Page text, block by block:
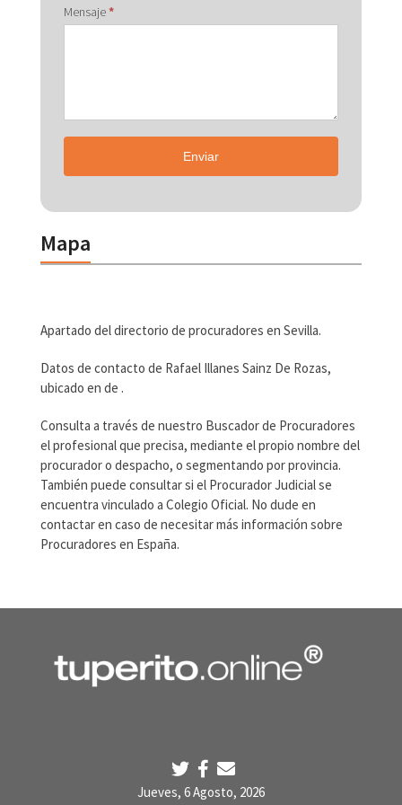
Mensaje*
Enviar
Mapa
Apartado del directorio de procuradores en Sevilla.
Datos de contacto de Rafael Illanes Sainz De Rozas,
ubicado en de .
Consulta a través de nuestro Buscador de Procuradores
el profesional que precisa, mediante el propio nombre del
procurador o despacho, o segmentando por provincia.
También puede consultar si el Procurador Judicial se
encuentra vinculado a Colegio Oficial. No dude en
contactar en caso de necesitar más información sobre
Procuradores en España.
Jueves, 6 Agosto, 2026